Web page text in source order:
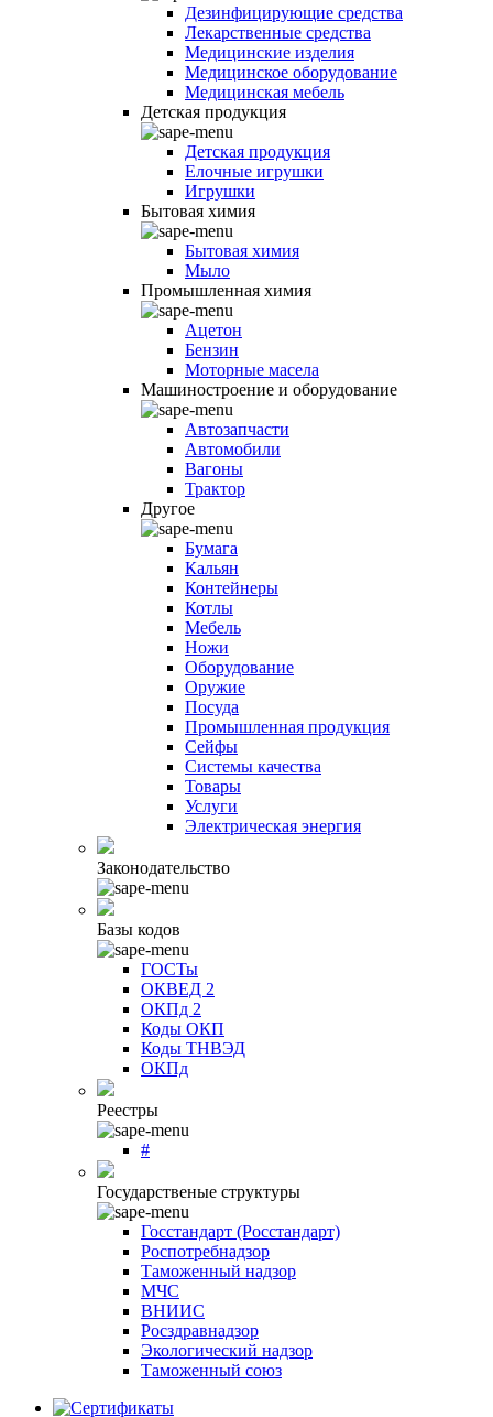
Дезинфицирующие средства
Лекарственные средства
Медицинские изделия
Медицинское оборудование
Медицинская мебель
Детская продукция
Детская продукция
Елочные игрушки
Игрушки
Бытовая химия
Бытовая химия
Мыло
Промышленная химия
Ацетон
Бензин
Моторные масела
Машиностроение и оборудование
Автозапчасти
Автомобили
Вагоны
Трактор
Другое
Бумага
Кальян
Контейнеры
Котлы
Мебель
Ножи
Оборудование
Оружие
Посуда
Промышленная продукция
Сейфы
Системы качества
Товары
Услуги
Электрическая энергия
Законодательство
Базы кодов
ГОСТы
ОКВЕД 2
ОКПд 2
Коды ОКП
Коды ТНВЭД
ОКПд
Реестры
#
Государственые структуры
Госстандарт (Росстандарт)
Роспотребнадзор
Таможенный надзор
МЧС
ВНИИС
Росздравнадзор
Экологический надзор
Таможенный союз